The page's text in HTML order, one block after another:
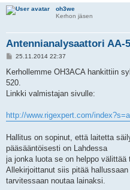
oh3we
Kerhon jäsen
Antennianalysaattori AA-
P
s
25.11.2014 22:37
Kerhollemme OH3ACA hankittiin
520.
Linkki valmistajan sivulle:
http://www.rigexpert.com/
Hallitus on sopinut, että laitetta
pääsääntöisesti on Lahdessa
ja jonka luota se on helppo välittää
Allekirjoittanut siis pitää
tarvitessaan noutaa lainaksi.